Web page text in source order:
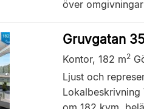
över
Gruvgatan
Kontor, 182 m2
Ljust och